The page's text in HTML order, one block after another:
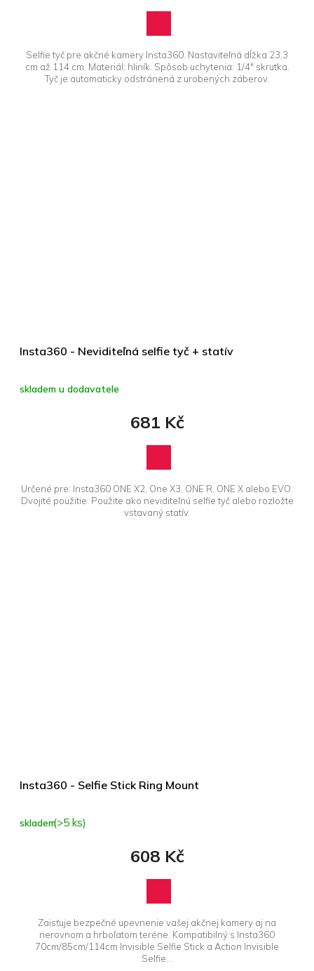
Selfie tyč pre akčné kamery Insta360. Nastaviteľná dĺžka 23,3
cm až 114 cm. Materiál: hliník. Spôsob uchytenia: 1/4" skrutka.
Tyč je automaticky odstránená z urobených záberov.
Insta360 - Neviditeľná selfie tyč + statív
skladem u dodavatele
681 Kč
Určené pre: Insta360 ONE X2, One X3, ONE R, ONE X alebo EVO.
Dvojité použitie: Použite ako neviditeľnú selfie tyč alebo rozložte
vstavaný statív.
Insta360 - Selfie Stick Ring Mount
skladem(>5 ks)
608 Kč
Zaisťuje bezpečné upevnenie vašej akčnej kamery aj na
nerovnom a hrboľatom teréne. Kompatibilný s Insta360
70cm/85cm/114cm Invisible Selfie Stick a Action Invisible
Selfie...